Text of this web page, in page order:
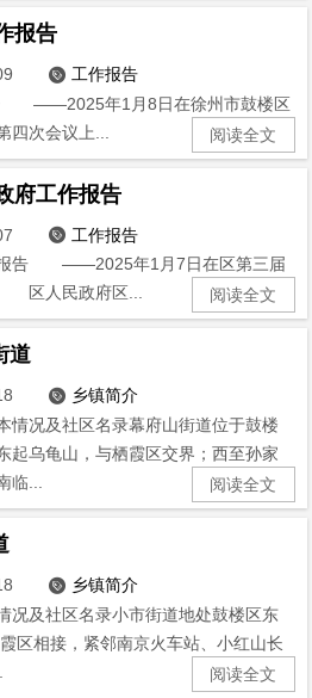
报告
 工作报告
——2025年1月8日在徐州市鼓楼区
次会议上...
阅读全文
府工作报告
 工作报告
报告 ——2025年1月7日在区第三届
区人民政府区...
阅读全文
道
 乡镇简介
情况及社区名录幕府山街道位于鼓楼
起乌龟山，与栖霞区交界；西至孙家
临...
阅读全文
 乡镇简介
况及社区名录小市街道地处鼓楼区东
区相接，紧邻南京火车站、小红山长
阅读全文